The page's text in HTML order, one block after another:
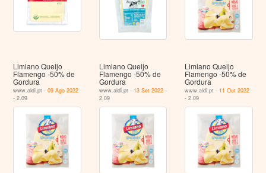
Limiano Queijo
Flamengo -50% de
Gordura
www.aldi.pt -09 Ago 2022
- 2.09
Limiano Queijo
Flamengo -50% de
Gordura
www.aldi.pt - 13 Set 2022-
2.09
Limiano Queijo
Flamengo -50% de
Gordura
www.aldi.pt - 11 Out 2022
- 2.09